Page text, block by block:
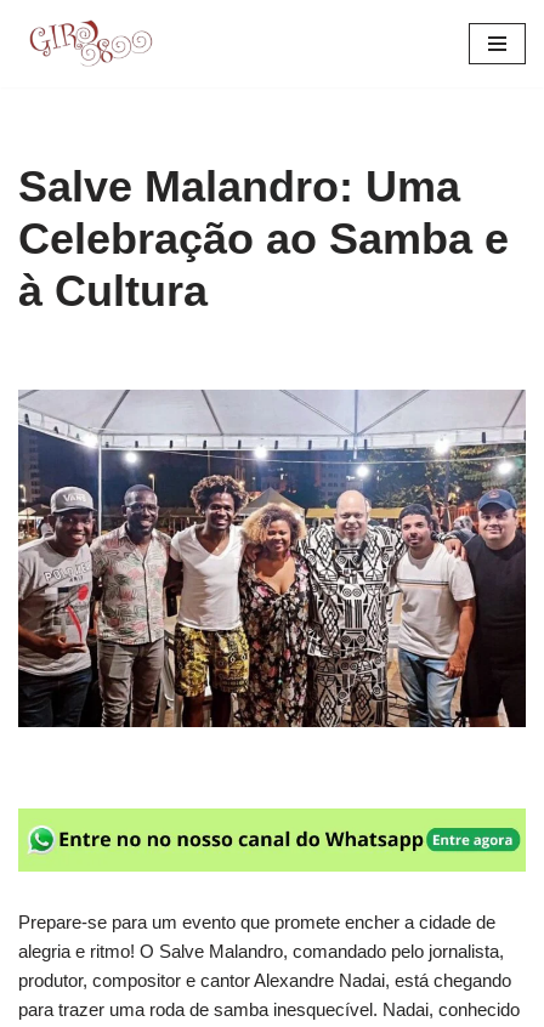
Salve Malandro: Uma
Celebração ao Samba e
à Cultura
Prepare-se para um evento que promete encher a cidade de
alegria e ritmo! O Salve Malandro, comandado pelo jornalista,
produtor, compositor e cantor Alexandre Nadai, está chegando
para trazer uma roda de samba inesquecível. Nadai, conhecido